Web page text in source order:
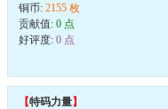
铜币: 2155 枚
贡献值: 0 点
好评度: 0 点
【特码力量】